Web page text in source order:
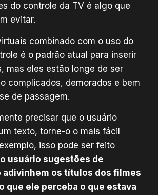
do controle da TV é algo que
evitar.
combinado com o uso do
é o padrão atual para inserir
mas eles estão longe de ser
complicados, demorados e bem
de passagem.
precisar que o usuário
texto, torne-o o mais fácil
isso pode ser feito
usuário sugestões de
adivinhem os títulos dos filmes
que ele perceba o que estava